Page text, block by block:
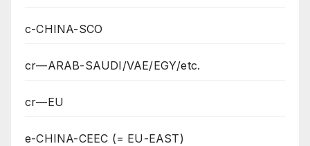
c-CHINA-SCO
cr—ARAB-SAUDI/VAE/EGY/etc.
cr—EU
e-CHINA-CEEC (= EU-EAST)